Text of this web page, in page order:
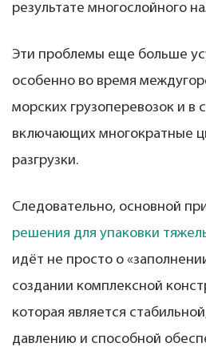
результате многослойного
Эти проблемы еще больше
особенно во время
морских грузоперевозок и в
включающих многократные
разгрузки.
Следовательно, основной
решения для упаковки
идёт не просто о
создании комплексной
которая является
давлению и способной